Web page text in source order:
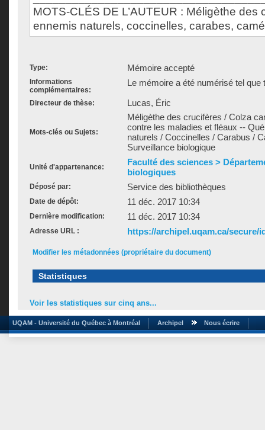
MOTS-CLÉS DE L’AUTEUR : Méligèthe des
ennemis naturels, coccinelles, carabes,
Type: Mémoire accepté
Informations
complémentaires:
Le mémoire a été numérisé tel que
Directeur de thèse: Lucas, Éric
Mots-clés ou Sujets:
Méligèthe des crucifères / Colza
contre les maladies et fléaux --
naturels / Coccinelles / Carabus /
Surveillance biologique
Unité d'appartenance:
Faculté des sciences >
biologiques
Déposé par: Service des bibliothèques
Date de dépôt: 11 déc. 2017 10:34
Dernière modification: 11 déc. 2017 10:34
Adresse URL : https://archipel.uqam.ca/secure/
Modifier les métadonnées (propriétaire du document)
Statistiques
Voir les statistiques sur cinq ans...
UQAM - Université du Québec à Montréal Archipel Nous écrire